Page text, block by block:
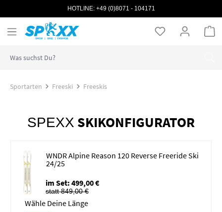
Zum Hauptinhalt springen
HOTLINE: +49 (0)8071 - 104171
Sportarten Freeski Freeskis
SPEXX SKIKONFIGURATOR
WNDR Alpine Reason 120 Reverse Freeride Ski
24/25
im Set: 499,00 €
statt 849,00 €
Länge